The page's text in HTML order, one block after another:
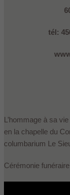
tél:
L’hommage à sa
en la chapelle du
columbarium Le
Cérémonie funéraire